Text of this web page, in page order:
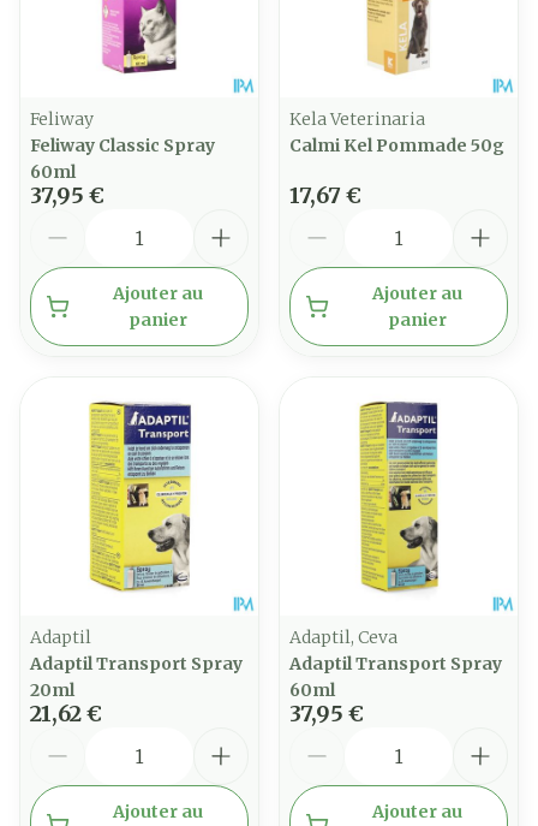
Feliway
Feliway Classic Spray
60ml
37,95 €
Ajouter au
panier
Kela Veterinaria
Calmi Kel Pommade 50g
17,67 €
Ajouter au
panier
Adaptil
Adaptil Transport Spray
20ml
21,62 €
Ajouter au
Adaptil, Ceva
Adaptil Transport Spray
60ml
37,95 €
Ajouter au